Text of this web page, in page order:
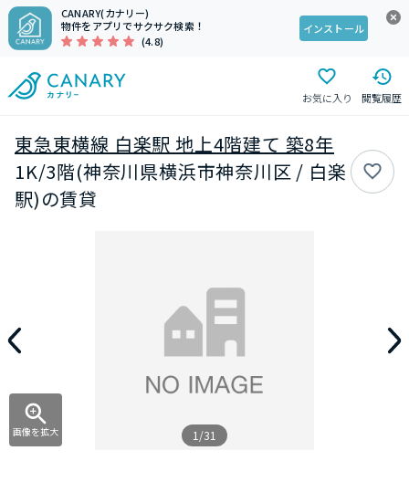
CANARY(カナリー)
物件をアプリでサクサク検索！
(4.8)
インストール
お気に入り 閲覧履歴
東急東横線 白楽駅 地上4階建て 築8年
1K/3階(神奈川県横浜市神奈川区 / 白楽
駅)の賃貸
画像を拡大 1/31